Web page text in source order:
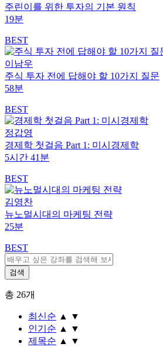
주린이를 위한 투자의 기본 원칙
19분
BEST
이남우
주식 투자 전에 답해야 할 10가지 질문
58분
BEST
정갑영
경제학 첫걸음 Part 1: 미시경제학
5시간 41분
BEST
김영찬
뉴노멀시대의 마케팅 전략
25분
BEST
총 26개
최신순 ▲
▼
인기순 ▲
▼
제목순 ▲ ▼